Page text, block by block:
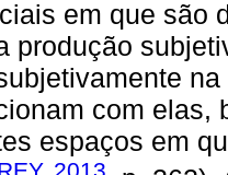
em que são
produção
com elas,
espaços em
2013